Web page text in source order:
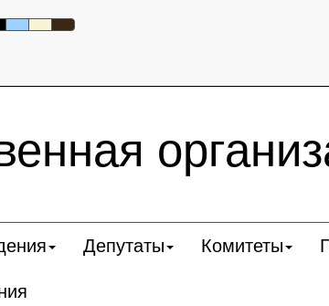
Депутаты Комитеты